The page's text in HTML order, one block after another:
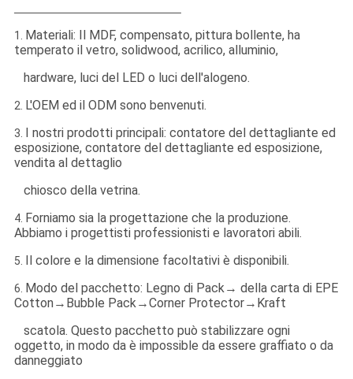
1. Materiali: Il MDF, compensato, pittura bollente, ha
temperato il vetro, solidwood, acrilico, alluminio,
hardware, luci del LED o luci dell'alogeno.
2. L'OEM ed il ODM sono benvenuti.
3.
I nostri prodotti principali: contatore del dettagliante ed
esposizione, contatore del dettagliante ed esposizione,
vendita al dettaglio
chiosco della vetrina.
4. Forniamo sia la progettazione che la produzione.
Abbiamo i progettisti professionisti e lavoratori abili.
5. Il colore e la dimensione facoltativi è disponibili.
6. Modo del pacchetto: Legno di Pack→ della carta di EPE
Cotton→Bubble Pack→Corner Protector→Kraft
scatola. Questo pacchetto può stabilizzare ogni
oggetto, in modo da è impossible da essere graffiato o da
danneggiato